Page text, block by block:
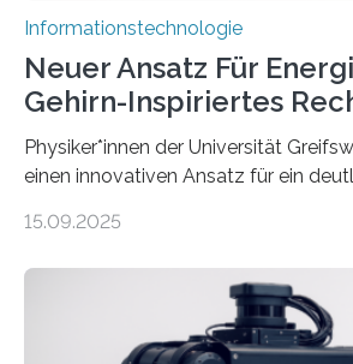
Informationstechnologie
Neuer Ansatz Für
Gehirn-Inspiriertes
Physiker*innen der Universität
einen innovativen Ansatz für ein
Lösungsweg ist inspiriert vom
stellt die heutige Computertechnik vor
Herausforderungen. Herkömmliche
Prozessoren stoßen an ihre Grenzen:
15.09.2025